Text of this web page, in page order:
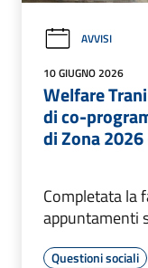
AVVISI
10 GIUGNO 2026
Welfare
di co-
di Zona
Completata la
appuntamenti
Questioni sociali